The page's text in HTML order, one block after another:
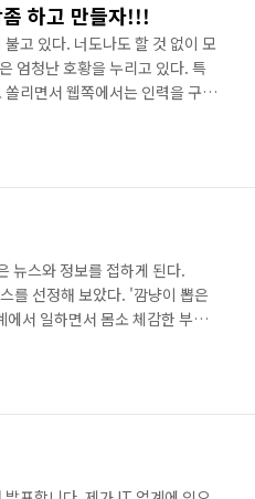
하고 만들자!!!
고 있다. 너도나도 할 것 없이 모
엄청난 호황을 누리고 있다. 특
리면서 웹쪽에서는 인력을 구하
면 문제가 있는 것 아닌가? 경쟁
마전에 아내가 필요하다고 해서
뉴스와 정보를 접하게 된다.
를 선정해 보았다. '깜냥이 뽑은
서 일하면서 몸소 체감한 부분
에게 확산되고 있다. 이제는 일
렌드로 부상 트위터, 페이..